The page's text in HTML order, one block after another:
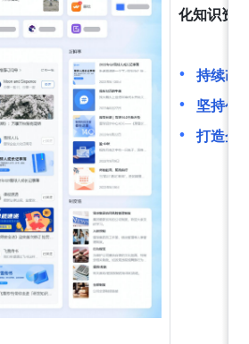
化知识资产
持续改
坚持创
打造企